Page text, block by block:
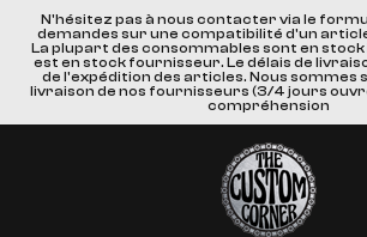
N'hésitez pas à nous contacter via le
demandes sur une compatibilité d'un
La plupart des consommables sont en
est en stock fournisseur. Le délais de
de l'expédition des articles. Nous sommes
livraison de nos fournisseurs (3/4 jours
compréhension